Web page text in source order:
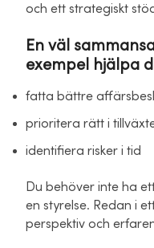
och ett strategiskt
En väl
exempel hjälpa
fatta bättre
prioritera rätt i
identifiera risker i tid
Du behöver inte ha
en styrelse. Redan i
perspektiv och